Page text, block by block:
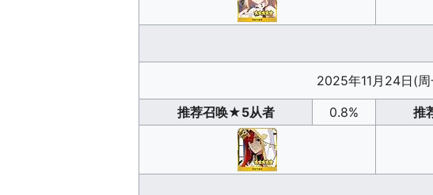
2025年11月24日(
推荐召唤★5从者 0.8% 推